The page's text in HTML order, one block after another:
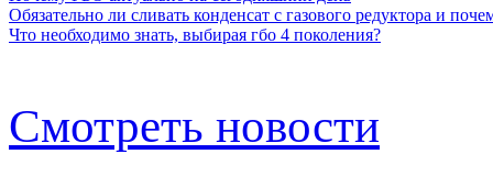
Обязательно ли сливать конденсат с газового редуктора и
Что необходимо знать, выбирая гбо 4 поколения?
Смотреть новости